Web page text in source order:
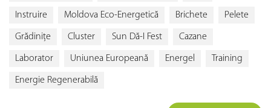
Instruire Moldova Eco-Energetică Brichete Pelete
Grădiniţe Cluster Sun Dă-I Fest Cazane
Laborator Uniunea Europeană Energel Training
Energie Regenerabilă